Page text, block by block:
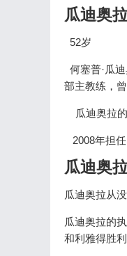
瓜迪奥
52岁
何塞普·瓜
部主教练，
瓜迪奥拉的
2008年担
瓜迪奥
瓜迪奥拉从
瓜迪奥拉的
和利雅得胜